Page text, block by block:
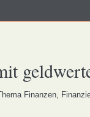
Finanzen,